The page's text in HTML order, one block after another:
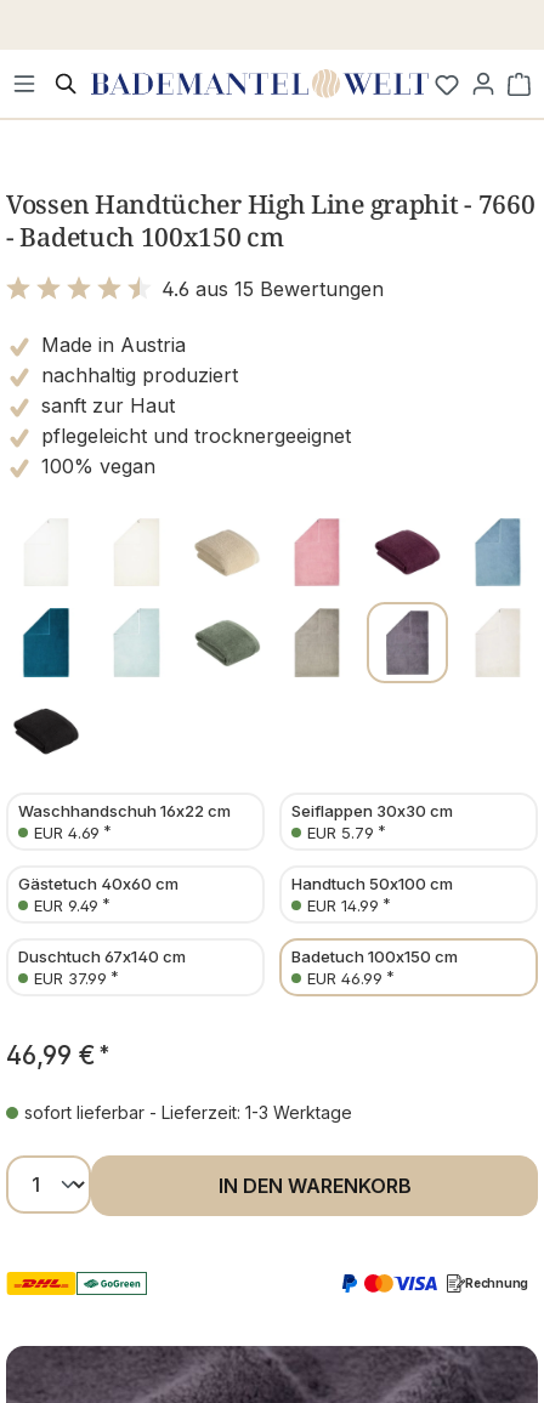
Vossen Handtücher High Line graphit - 7660
- Badetuch 100x150 cm
4.6 aus 15 Bewertungen
Made in Austria
nachhaltig produziert
sanft zur Haut
pflegeleicht und trocknergeeignet
100% vegan
Waschhandschuh 16x22 cm
EUR 4.69 *
Seiflappen 30x30 cm
EUR 5.79 *
Gästetuch 40x60 cm
EUR 9.49 *
Handtuch 50x100 cm
EUR 14.99 *
Duschtuch 67x140 cm
EUR 37.99 *
Badetuch 100x150 cm
EUR 46.99 *
46,99 € *
sofort lieferbar - Lieferzeit: 1-3 Werktage
Produkt Anzahl: Gib den gewünschten
IN DEN WARENKORB
Rechnung